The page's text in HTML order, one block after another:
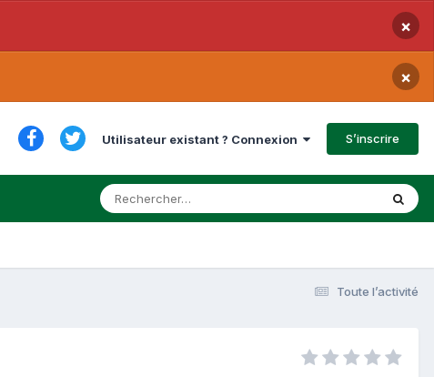
×
×
Utilisateur existant ? Connexion S’inscrire
Toute l’activité